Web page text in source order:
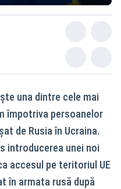
una dintre cele mai
împotriva persoanelor
de Rusia în Ucraina.
introducerea unei noi
accesul pe teritoriul UE
în armata rusă după